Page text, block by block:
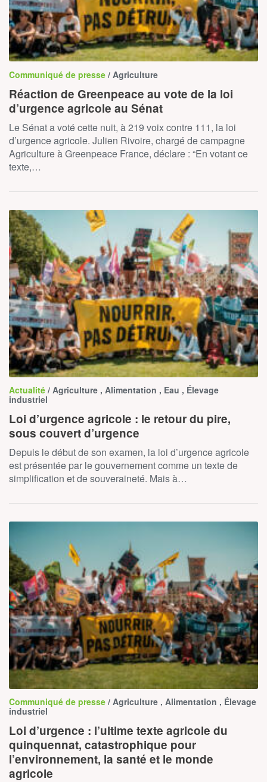
Communiqué de presse / Agriculture
Réaction de Greenpeace au vote de la loi
d’urgence agricole au Sénat
Le Sénat a voté cette nuit, à 219 voix contre 111, la loi
d’urgence agricole. Julien Rivoire, chargé de campagne
Agriculture à Greenpeace France, déclare : “En votant ce
texte,…
Actualité / Agriculture , Alimentation , Eau , Élevage
industriel
Loi d’urgence agricole : le retour du pire,
sous couvert d’urgence
Depuis le début de son examen, la loi d’urgence agricole
est présentée par le gouvernement comme un texte de
simplification et de souveraineté. Mais à…
Communiqué de presse / Agriculture , Alimentation , Élevage
industriel
Loi d’urgence : l’ultime texte agricole du
quinquennat, catastrophique pour
l’environnement, la santé et le monde
agricole